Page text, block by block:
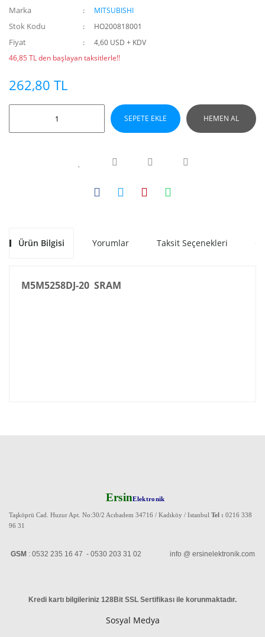
Marka MITSUBISHI
Stok Kodu HO200818001
Fiyat
4,60 USD + KDV
46,85 TL den başlayan taksitlerle!!
262,80 TL
SEPETE EKLE HEMEN AL
Ürün Bilgisi Yorumlar Taksit Seçenekleri
M5M5258DJ-20 SRAM
ErsinElektronik
Taşköprü Cad. Huzur Apt. No:30/2 Acıbadem 34716 / Kadıköy / Istanbul Tel : 0216 338
96 31
GSM : 0532 235 16 47 - 0530 203 31 02 info @ ersinelektronik.com
Kredi kartı bilgileriniz 128Bit SSL Sertifikası ile korunmaktadır.
Sosyal Medya